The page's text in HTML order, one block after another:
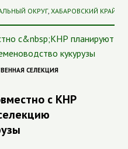
ОКРУГ, ХАБАРОВСКИЙ КРАЙ
СЕЛЕКЦИЯ
с КНР